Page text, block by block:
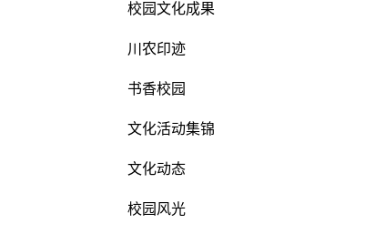
校园文化成果
川农印迹
书香校园
文化活动集锦
文化动态
校园风光